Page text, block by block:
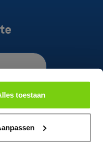
toestaan
The
Terms and